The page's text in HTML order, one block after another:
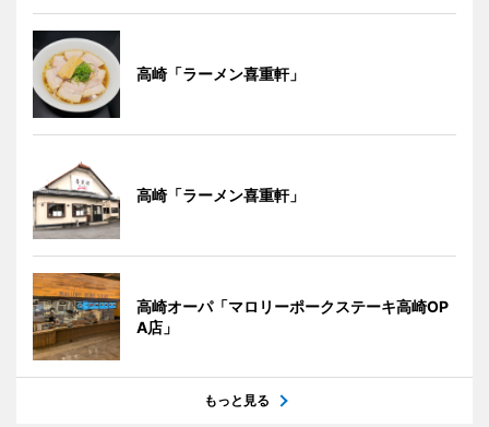
高崎「ラーメン喜重軒」
高崎「ラーメン喜重軒」
高崎オーパ「マロリーポークステーキ高崎OP
A店」
もっと見る